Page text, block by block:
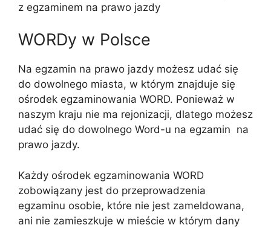
z egzaminem na prawo jazdy
WORDy w Polsce
Na egzamin na prawo jazdy możesz udać się
do dowolnego miasta, w którym znajduje się
ośrodek egzaminowania WORD. Ponieważ w
naszym kraju nie ma rejonizacji, dlatego możesz
udać się do dowolnego Word-u na egzamin na
prawo jazdy.
Każdy ośrodek egzaminowania WORD
zobowiązany jest do przeprowadzenia
egzaminu osobie, które nie jest zameldowana,
ani nie zamieszkuje w mieście w którym dany